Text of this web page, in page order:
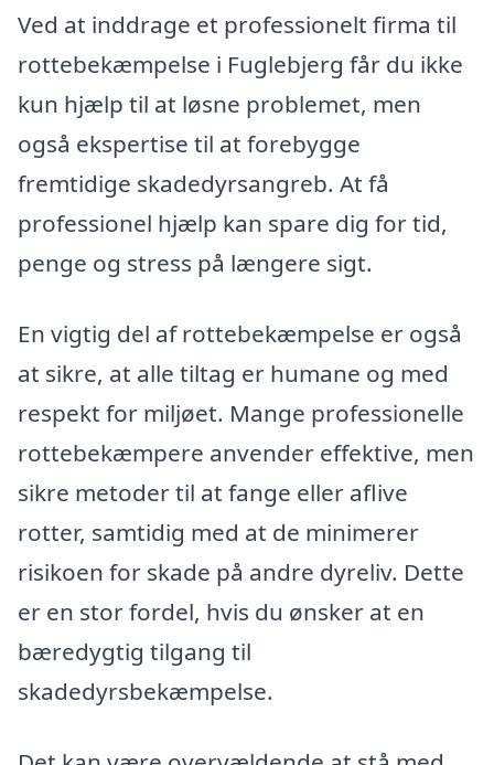
Ved at inddrage et professionelt firma til
rottebekæmpelse i Fuglebjerg får du ikke
kun hjælp til at løsne problemet, men
også ekspertise til at forebygge
fremtidige skadedyrsangreb. At få
professionel hjælp kan spare dig for tid,
penge og stress på længere sigt.
En vigtig del af rottebekæmpelse er også
at sikre, at alle tiltag er humane og med
respekt for miljøet. Mange professionelle
rottebekæmpere anvender effektive, men
sikre metoder til at fange eller aflive
rotter, samtidig med at de minimerer
risikoen for skade på andre dyreliv. Dette
er en stor fordel, hvis du ønsker at en
bæredygtig tilgang til
skadedyrsbekæmpelse.